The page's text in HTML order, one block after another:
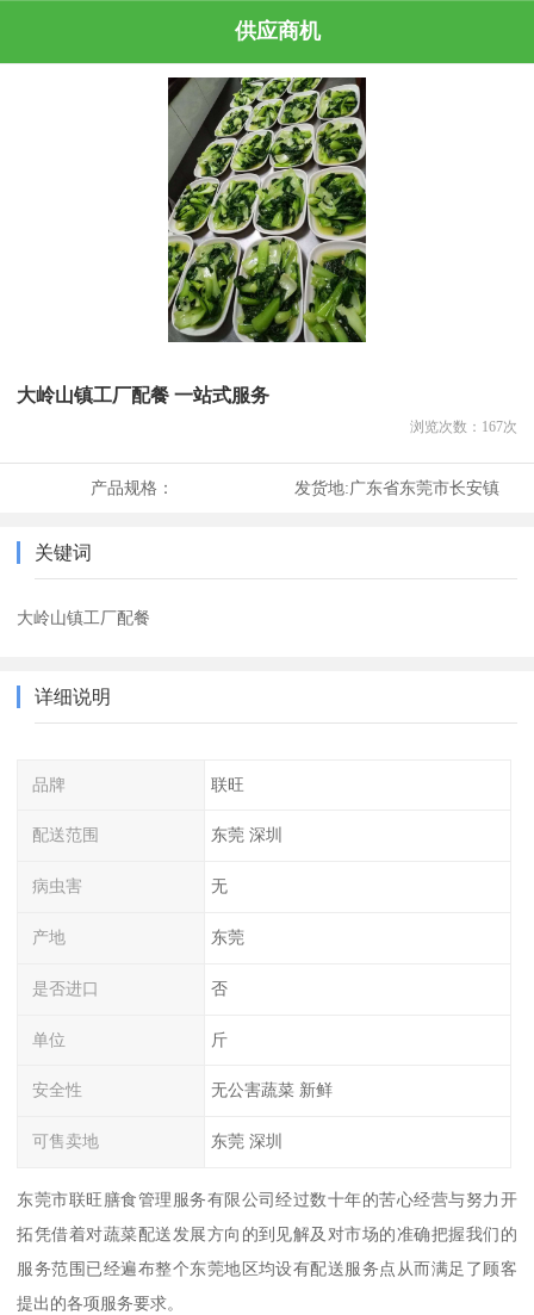
供应商机
大岭山镇工厂配餐 一站式服务
浏览次数： 167次
产品规格： 发货地:广东省东莞市长安镇
关键词
大岭山镇工厂配餐
详细说明
品牌 联旺
配送范围 东莞 深圳
病虫害 无
产地 东莞
是否进口 否
单位 斤
安全性 无公害蔬菜 新鲜
可售卖地 东莞 深圳
东莞市联旺膳食管理服务有限公司经过数十年的苦心经营与努力开
拓凭借着对蔬菜配送发展方向的到见解及对市场的准确把握我们的
服务范围已经遍布整个东莞地区均设有配送服务点从而满足了顾客
提出的各项服务要求。